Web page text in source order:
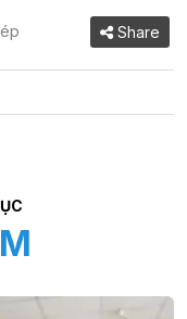
Share